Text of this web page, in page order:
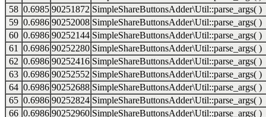
58 0.6985 90251872 SimpleShareButtonsAdder\Util::parse_args( )
59 0.6986 90252008 SimpleShareButtonsAdder\Util::parse_args( )
60 0.6986 90252144 SimpleShareButtonsAdder\Util::parse_args( )
61
0.6986 90252280 SimpleShareButtonsAdder\Util::parse_args( )
62 0.6986 90252416 SimpleShareButtonsAdder\Util::parse_args( )
63 0.6986 90252552 SimpleShareButtonsAdder\Util::parse_args( )
64 0.6986 90252688 SimpleShareButtonsAdder\Util::parse_args( )
65 0.6986 90252824 SimpleShareButtonsAdder\Util::parse_args( )
66 0.6986 90252960 SimpleShareButtonsAdder\Util::parse_args( )